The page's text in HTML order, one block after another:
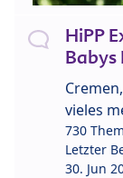
HiPP
Babys
vieles
730
Letzter
30. Jun